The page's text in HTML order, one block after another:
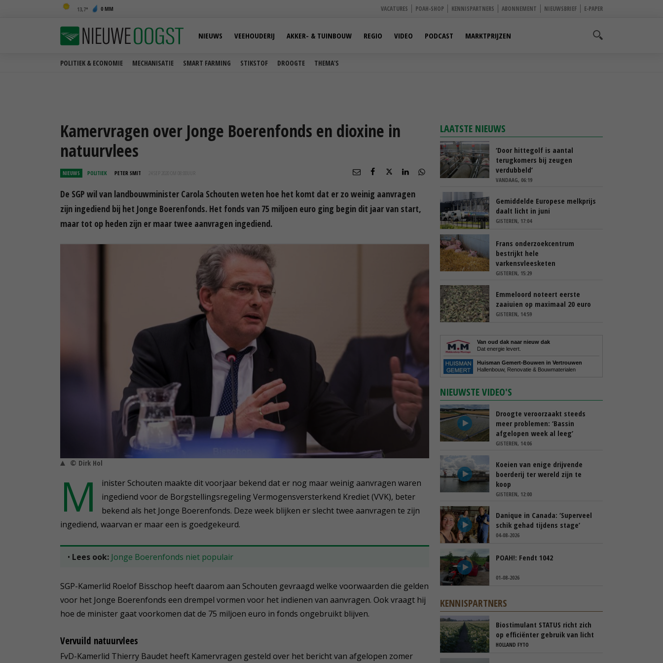
13,7 0 MM VACATURES POAH-SHOP KENNISPARTNERS ABONNEMENT NIEUWSBRIEF E-PAPER
POLITIEK & ECONOMIE MECHANISATIE SMART FARMING STIKSTOF DROOGTE THEMA'S
NIEUWS VEEHOUDERIJ AKKER- & TUINBOUW REGIO VIDEO PODCAST MARKTPRIJZEN
Kamervragen over Jonge Boerenfonds en dioxine in
natuurvlees
NIEUWS POLITIEK PETER SMIT 24 SEP 2020 OM 08:00
De SGP wil van landbouwminister Carola Schouten weten hoe het komt dat er zo weinig aanvragen
zijn ingediend bij het Jonge Boerenfonds. Het fonds van 75 miljoen euro ging begin dit jaar van start,
maar tot op heden zijn er maar twee aanvragen ingediend.
© Dirk Hol
M
inister Schouten maakte dit voorjaar bekend dat er nog maar weinig aanvragen waren
ingediend voor de Borgstellingsregeling Vermogensversterkend Krediet (VVK), beter
bekend als het Jonge Boerenfonds. Deze week blijken er slecht twee aanvragen te zijn
ingediend, waarvan er maar een is goedgekeurd.
• Lees ook: Jonge Boerenfonds niet populair
SGP-Kamerlid Roelof Bisschop heeft daarom aan Schouten gevraagd welke voorwaarden die gelden
voor het Jonge Boerenfonds een drempel vormen voor het indienen van aanvragen. Ook vraagt hij
hoe de minister gaat voorkomen dat de 75 miljoen euro in fonds ongebruikt blijven.
Vervuild natuurvlees
FvD-Kamerlid Thierry Baudet heeft Kamervragen gesteld over het bericht van afgelopen zomer
LAATSTE NIEUWS
‘Door hittegolf is aantal
terugkomers bij zeugen
verdubbeld’
VANDAAG, 06:19
Gemiddelde Europese melkprijs
daalt licht in juni
GISTEREN, 17:04
Frans onderzoekcentrum
bestrijkt hele
varkensvleesketen
GISTEREN, 15:29
Emmeloord noteert eerste
zaaiuien op maximaal 20 euro
GISTEREN, 14:59
Van oud dak naar nieuw dak
Dat energie levert.
Huisman Gemert-Bouwen in Vertrouwen
Hallenbouw, Renovatie & Bouwmaterialen
NIEUWSTE VIDEO'S
Droogte veroorzaakt steeds
meer problemen: ‘Bassin
afgelopen week al leeg’
GISTEREN, 14:06
Koeien van enige drijvende
boerderij ter wereld zijn te
koop
GISTEREN, 12:00
Danique in Canada: ‘Superveel
schik gehad tijdens stage’
04-08-2026
POAH!: Fendt 1042
01-08-2026
KENNISPARTNERS
Biostimulant STATUS richt zich
op efficiënter gebruik van licht
en stikstof
HOLLAND FYTO